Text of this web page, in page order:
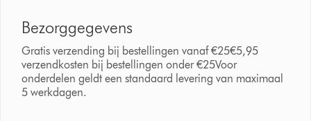
Bezorggegevens
Gratis verzending bij bestellingen vanaf €25€5,95
verzendkosten bij bestellingen onder €25Voor
onderdelen geldt een standaard levering van maximaal
5 werkdagen.